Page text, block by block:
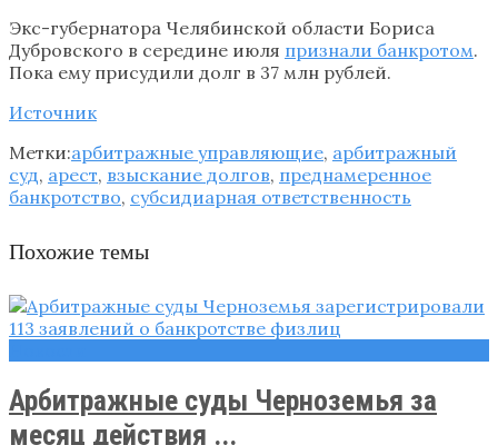
Экс-губернатора Челябинской области Бориса
Дубровского в середине июля признали банкротом.
Пока ему присудили долг в 37 млн рублей.
Источник
Метки:арбитражные управляющие, арбитражный
суд, арест, взыскание долгов, преднамеренное
банкротство, субсидиарная ответственность
Похожие темы
Арбитражные суды Черноземья за
месяц действия ...